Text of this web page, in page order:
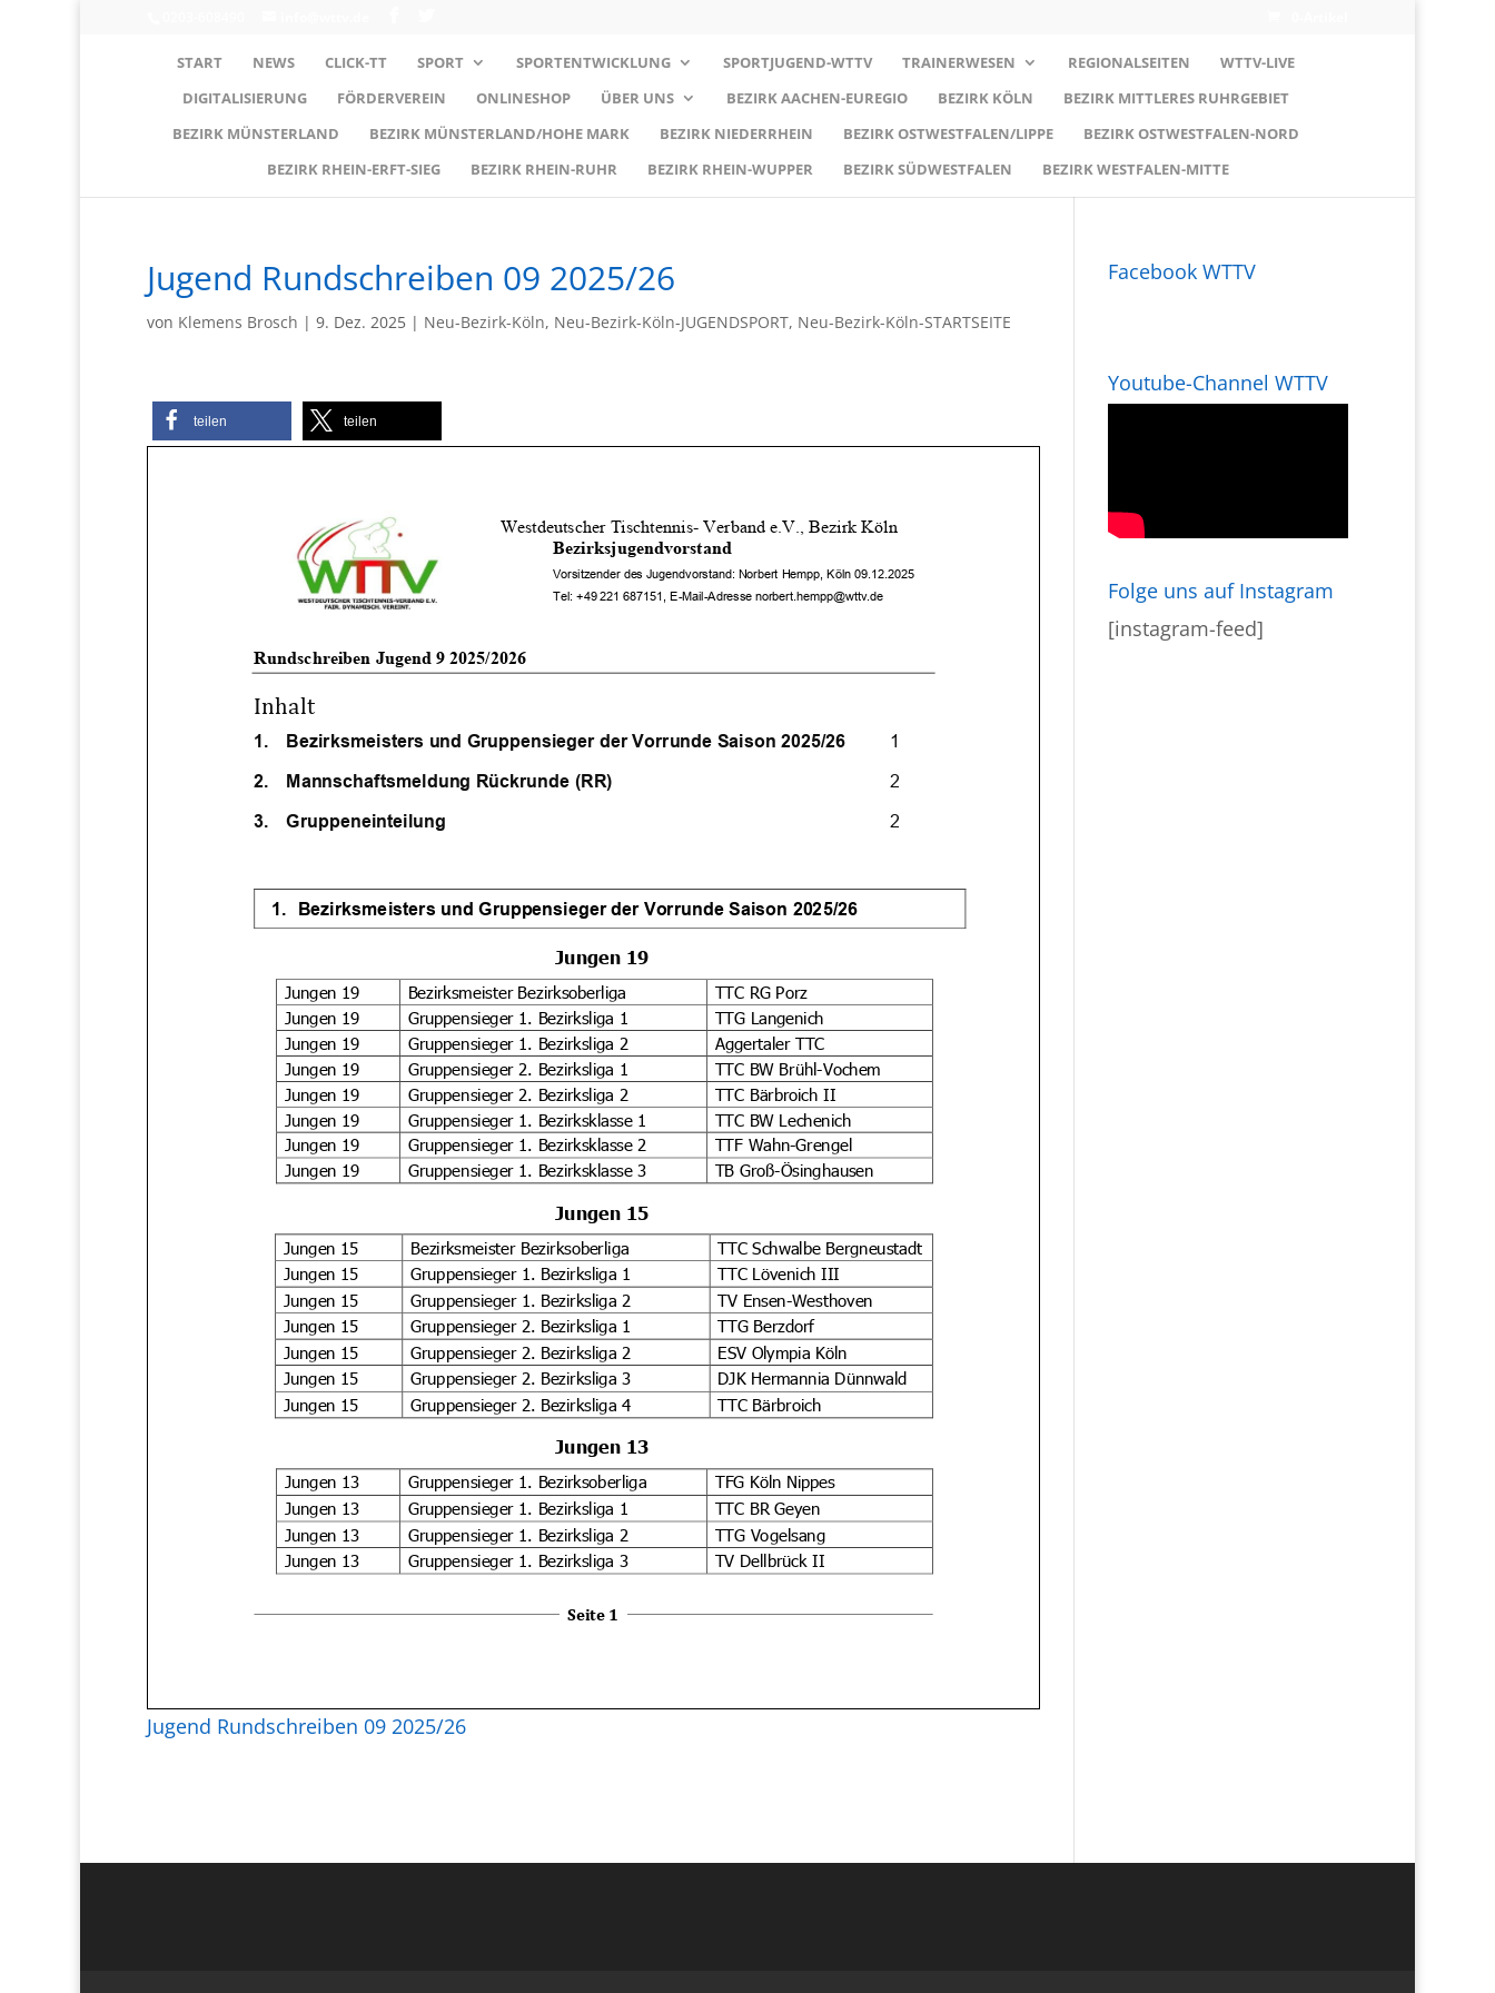
START NEWS CLICK-TT SPORT SPORTENTWICKLUNG SPORTJUGEND-WTTV TRAINERWESEN REGIONALSEITEN
WTTV-LIVE
DIGITALISIERUNG
FÖRDERVEREIN ONLINESHOP ÜBER UNS BEZIRK AACHEN-EUREGIO BEZIRK KÖLN
BEZIRK MITTLERES RUHRGEBIET
BEZIRK MÜNSTERLAND
BEZIRK MÜNSTERLAND/HOHE MARK BEZIRK NIEDERRHEIN BEZIRK OSTWESTFALEN/LIPPE
BEZIRK OSTWESTFALEN-NORD
BEZIRK RHEIN-ERFT-SIEG
BEZIRK RHEIN-RUHR BEZIRK RHEIN-WUPPER BEZIRK SÜDWESTFALEN BEZIRK WESTFALEN-MITTE
Jugend Rundschreiben 09 2025/26
von Klemens Brosch | 9. Dez. 2025 | Neu-Bezirk-Köln, Neu-Bezirk-Köln-JUGENDSPORT, Neu-Bezirk-Köln-STARTSEITE
teilen teilen
Jugend Rundschreiben 09 2025/26
Facebook WTTV
Youtube-Channel WTTV
Folge uns auf Instagram
[instagram-feed]